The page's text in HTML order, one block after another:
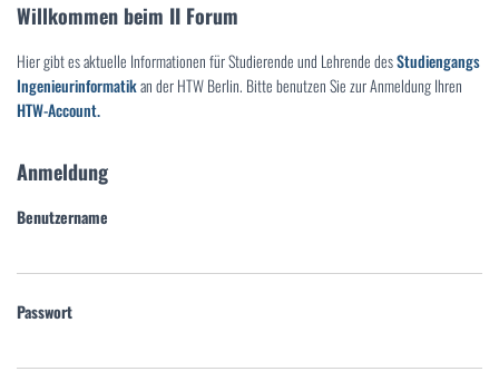
C
A
Willkommen beim II Forum
Hier gibt es aktuelle Informationen für Studierende und Lehrende desStudiengangs
Ingenieurinformatikan der HTW Berlin. Bitte benutzen Sie zur Anmeldung Ihren
HTW-Account.
Anmeldung
Benutzername
Passwort